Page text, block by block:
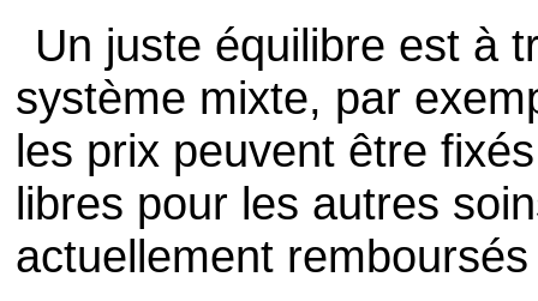
Un juste équilibre est à
système mixte, par
les prix peuvent être
libres pour les autres
actuellement